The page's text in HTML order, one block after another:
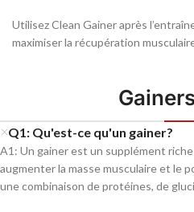
Utilisez Clean Gainer après
maximiser la récupération
Q1: Qu'est-ce qu'un gainer?
A1: Un gainer est un supplément
augmenter la masse musculaire et le
une combinaison de protéines, de